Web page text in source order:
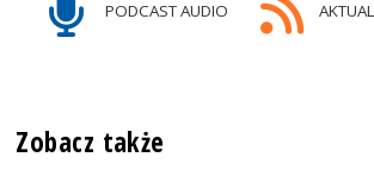
PODCAST AUDIO
Zobacz także